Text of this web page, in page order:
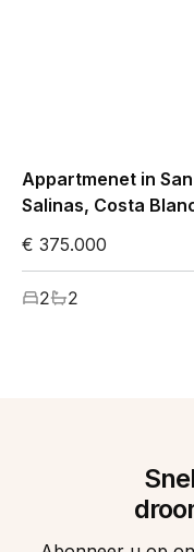
Appartmenet in
Salinas, Costa
€ 375.000
2 2